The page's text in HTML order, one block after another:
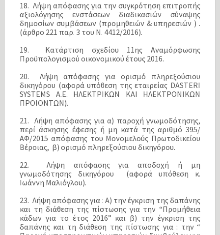
18. Λήψη απόφασης για την συγκρότηση επιτροπής
αξιολόγησης ενστάσεων διαδικασιών σύναψης
δημοσίων συμβάσεων (προμηθειών & υπηρεσιών ) .
(άρθρο 221 παρ. 3 του Ν. 4412/2016).
19. Κατάρτιση σχεδίου 11ης Αναμόρφωσης
Προϋπολογισμού οικονομικού έτους 2016.
20. Λήψη απόφασης για ορισμό πληρεξούσιου
δικηγόρου (αφορά υπόθεση της εταιρείας DASTERI
SYSTEMS A.E. ΗΛΕΚΤΡΙΚΩΝ ΚΑΙ ΗΛΕΚΤΡΟΝΙΚΩΝ
ΠΡΟΙΟΝΤΩΝ).
21. Λήψη απόφασης για α) παροχή γνωμοδότησης,
περί άσκησης έφεσης ή μη κατά της αριθμό 395/
ΑΦ/2015 απόφασης του Μονομελούς Πρωτοδικείου
Βέροιας, β) ορισμό πληρεξούσιου δικηγόρου.
22. Λήψη απόφασης για αποδοχή ή μη
γνωμοδότησης δικηγόρου (αφορά υπόθεση κ.
Ιωάννη Μαλιόγλου).
23. Λήψη απόφασης για : Α) την έγκριση της δαπάνης
και τη διάθεση της πίστωσης για την “Προμήθεια
κάδων για το έτος 2016” και β) την έγκριση της
δαπάνης και τη διάθεση της πίστωσης για : την “